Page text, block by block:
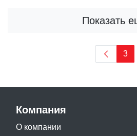
Показать
3
Компания
О компании